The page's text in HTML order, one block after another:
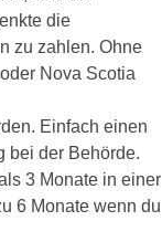
die
zu zahlen. Ohne
Nova Scotia
Einfach einen
bei der Behörde.
3 Monate in einer
6 Monate wenn du